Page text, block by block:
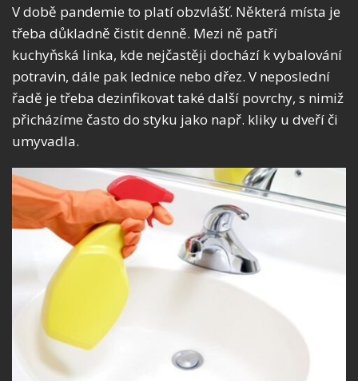
V době pandemie to platí obzvlášť. Některá místa je
třeba důkladně čistit denně. Mezi ně patří
kuchyňská linka, kde nejčastěji dochází k vybalování
potravin, dále pak lednice nebo dřez. V neposlední
řadě je třeba dezinfikovat také další povrchy, s nimiž
přicházíme často do styku jako např. kliky u dveří či
umyvadla.